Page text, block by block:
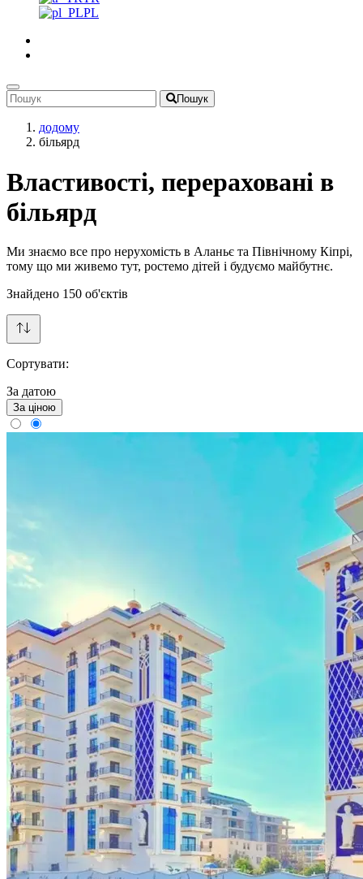
PL
Пошук
додому
більярд
Властивості, перераховані в
більярд
Ми знаємо все про нерухомість в Аланьє та Північному Кіпрі,
тому що ми живемо тут, ростемо дітей і будуємо майбутнє.
Знайдено 150 об'єктів
Сортувати:
За датою
За ціною